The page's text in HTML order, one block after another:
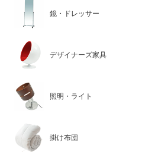
鏡・ドレッサー
デザイナーズ家具
照明・ライト
掛け布団